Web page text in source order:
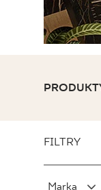
FILTRY
Marka